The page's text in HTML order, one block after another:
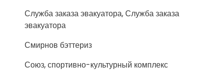
Служба заказа эвакуатора, Служба заказа
эвакуатора
Смирнов бэттериз
Союз, спортивно-культурный комплекс